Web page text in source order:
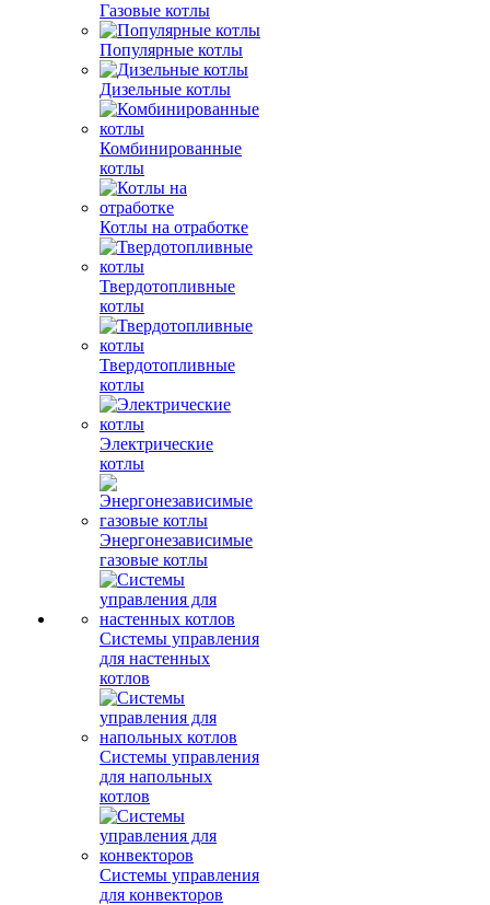
Газовые котлы
Популярные котлы
Дизельные котлы
Комбинированные
котлы
Котлы на отработке
Твердотопливные
котлы
Твердотопливные
котлы
Электрические
котлы
Энергонезависимые
газовые котлы
Системы управления
для настенных
котлов
Системы управления
для напольных
котлов
Системы управления
для конвекторов